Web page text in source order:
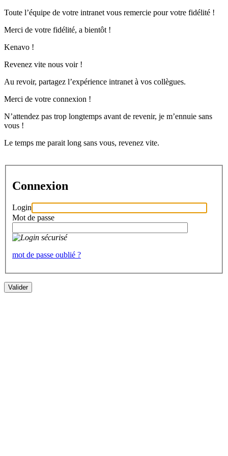
Toute l’équipe de votre intranet vous remercie pour votre fidélité !
Merci de votre fidélité, a bientôt !
Kenavo !
Revenez vite nous voir !
Au revoir, partagez l’expérience intranet à vos collègues.
Merci de votre connexion !
N’attendez pas trop longtemps avant de revenir, je m’ennuie sans
vous !
Le temps me parait long sans vous, revenez vite.
Connexion
Login
Mot de passe
mot de passe oublié ?